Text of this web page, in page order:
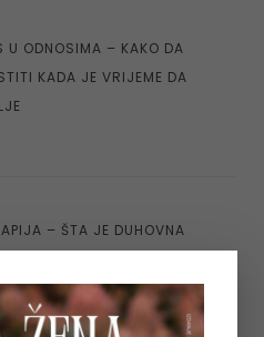
U ODNOSIMA – KAKO DA
KADA JE VRIJEME DA
– ŠTA JE DUHOVNA
POMOĆI